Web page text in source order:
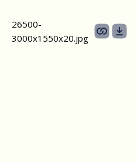
26500-
3000х1550х20.jpg